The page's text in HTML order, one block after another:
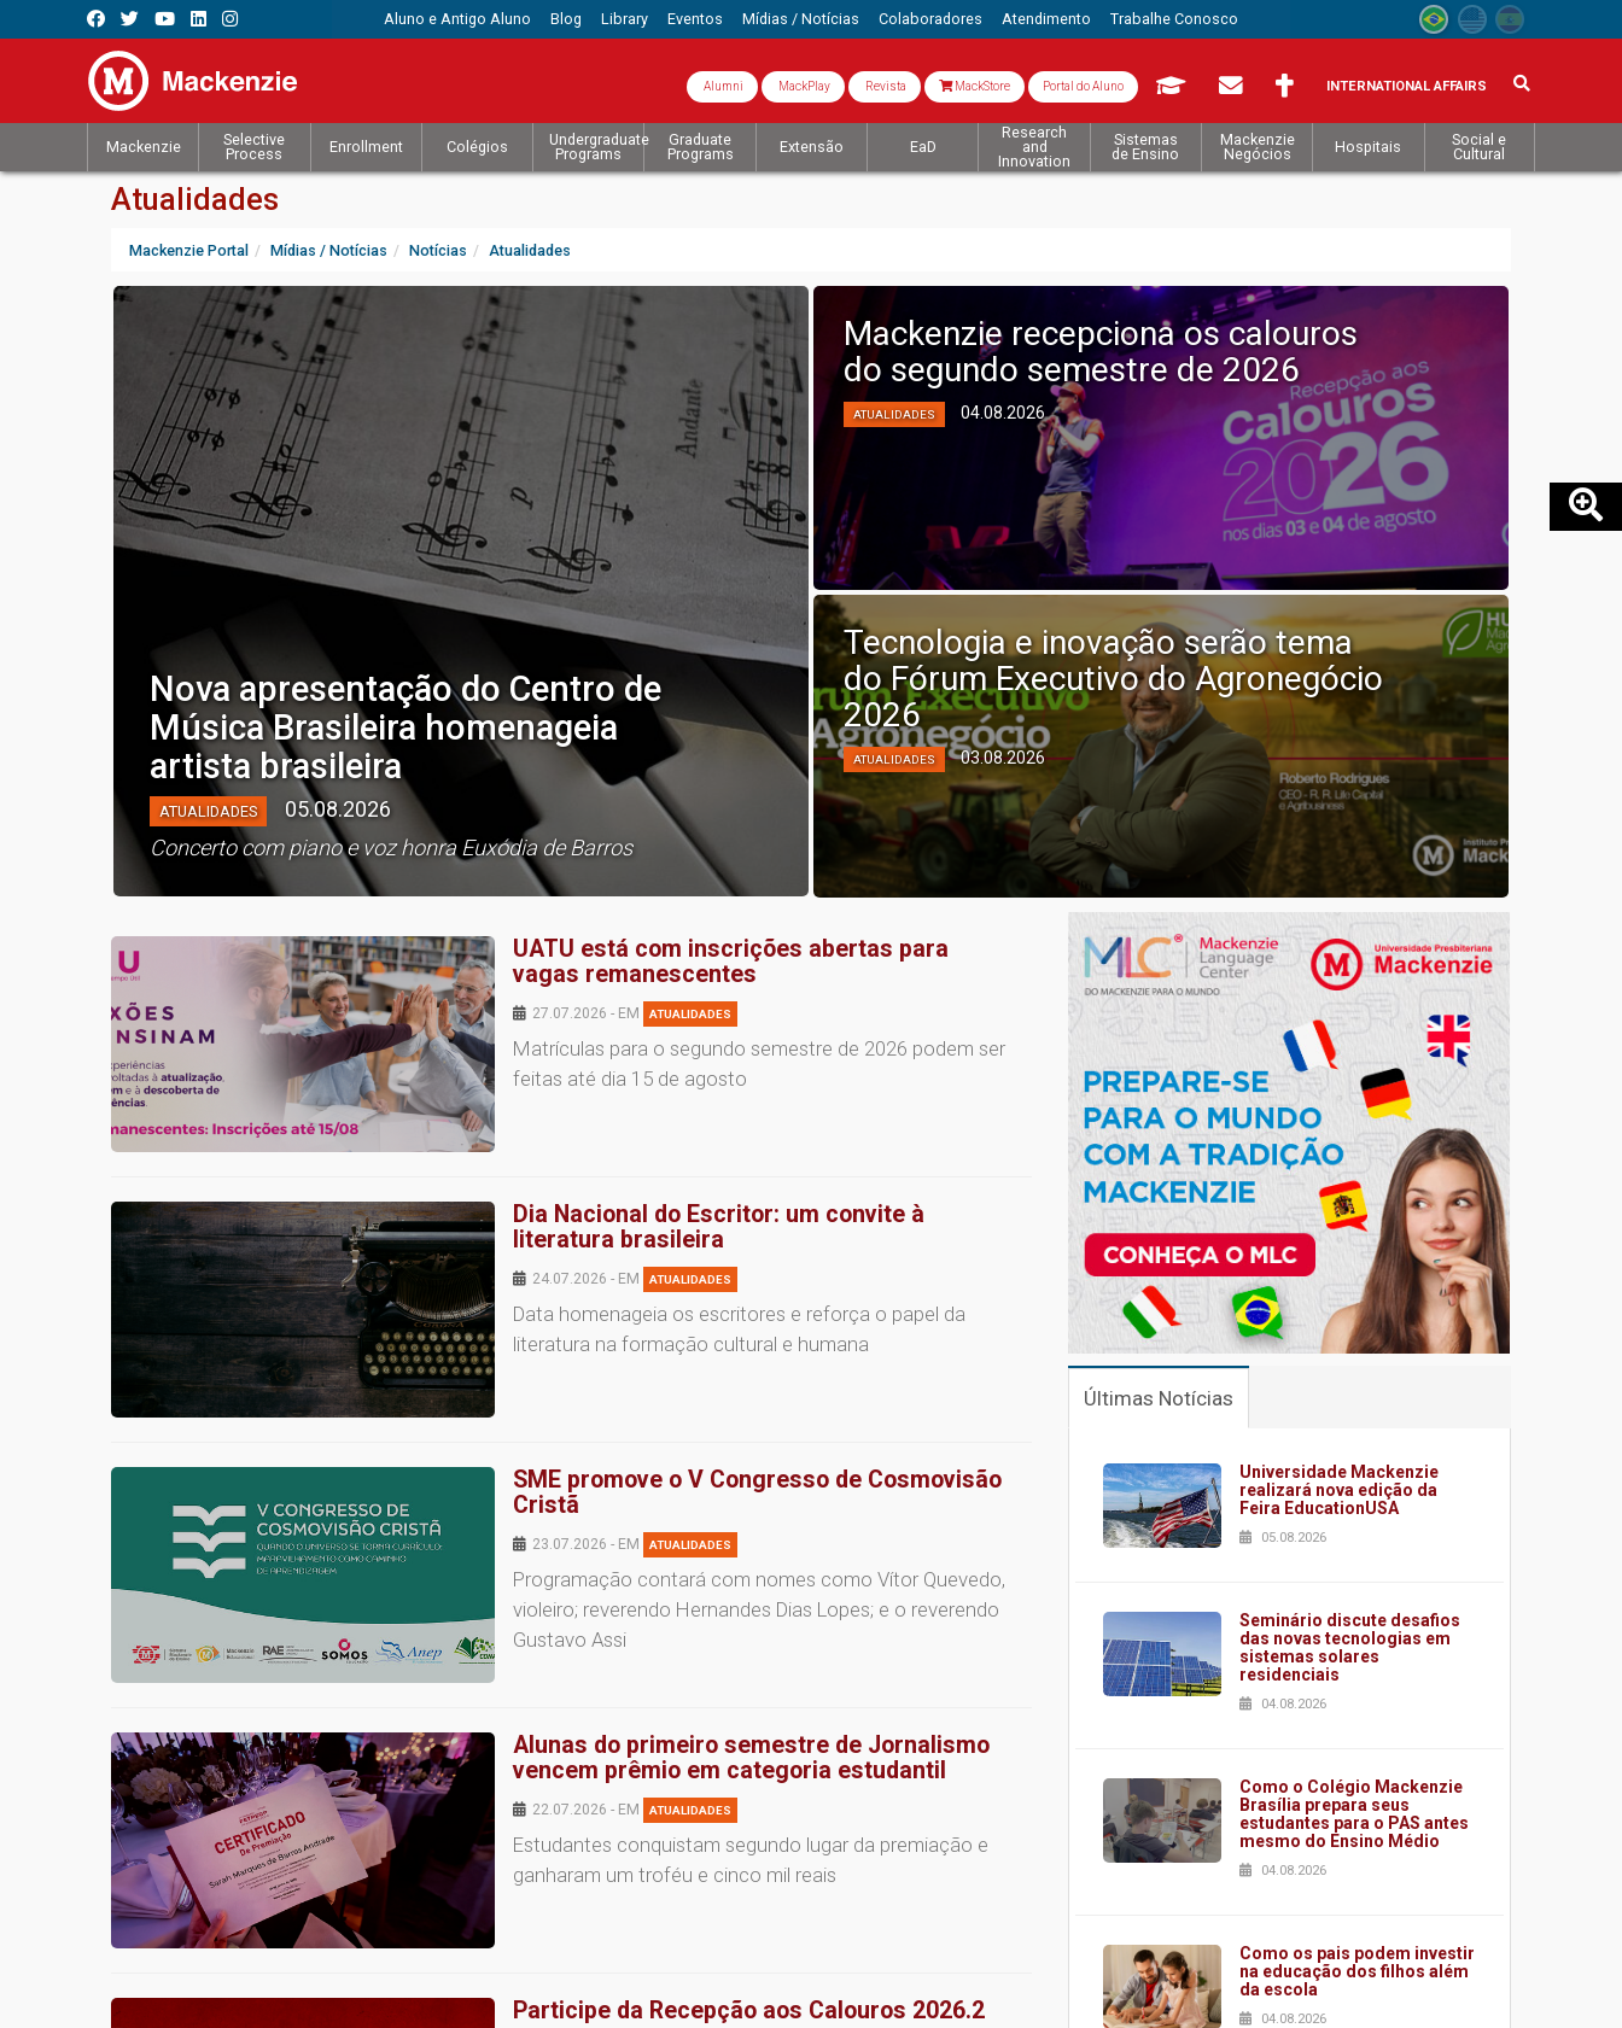
Aluno e Antigo Aluno Blog Library Eventos Mídias / Notícias Colaboradores Atendimento Trabalhe Conosco
Alumni MackPlay Revista MackStore Portal do Aluno INTERNATIONAL AFFAIRS
Mackenzie
Selective
Process
Enrollment Colégios
Undergraduate
Programs
Graduate
Programs
Extensão EaD
Research
and
Innovation
Sistemas
de Ensino
Mackenzie
Negócios
Hospitais
Social e
Cultural
Atualidades
Mackenzie Portal Mídias / Notícias Notícias Atualidades
Nova apresentação do Centro de
Música Brasileira homenageia
artista brasileira
ATUALIDADES
05.08.2026
Concerto com piano e voz honra Euxódia de Barros
Mackenzie recepciona os calouros
do segundo semestre de 2026
ATUALIDADES 04.08.2026
Tecnologia e inovação serão tema
do Fórum Executivo do Agronegócio
2026
ATUALIDADES 03.08.2026
UATU está com inscrições abertas para
vagas remanescentes
27.07.2026 - EM ATUALIDADES
Matrículas para o segundo semestre de 2026 podem ser
feitas até dia 15 de agosto
Dia Nacional do Escritor: um convite à
literatura brasileira
24.07.2026 - EM ATUALIDADES
Data homenageia os escritores e reforça o papel da
literatura na formação cultural e humana
SME promove o V Congresso de Cosmovisão
Cristã
23.07.2026 - EM ATUALIDADES
Programação contará com nomes como Vítor Quevedo,
violeiro; reverendo Hernandes Dias Lopes; e o reverendo
Gustavo Assi
Alunas do primeiro semestre de Jornalismo
vencem prêmio em categoria estudantil
22.07.2026 - EM ATUALIDADES
Estudantes conquistam segundo lugar da premiação e
ganharam um troféu e cinco mil reais
Participe da Recepção aos Calouros 2026.2
Últimas Notícias
Universidade Mackenzie
realizará nova edição da
Feira EducationUSA
05.08.2026
Seminário discute desafios
das novas tecnologias em
sistemas solares
residenciais
04.08.2026
Como o Colégio Mackenzie
Brasília prepara seus
estudantes para o PAS antes
mesmo do Ensino Médio
04.08.2026
Como os pais podem investir
na educação dos filhos além
da escola
04.08.2026